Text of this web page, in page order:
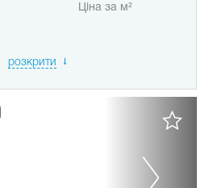
Ціна за м²
розкрити